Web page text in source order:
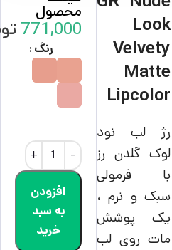
Look
Velvety
Matte
Lipcolor
رژ لب نود
لوک گلدن رز
با فرمولی
سبک و نرم ،
یک پوشش
مات روی لب
محصول
771,000
رنگ
افزودن
به سبد
خرید